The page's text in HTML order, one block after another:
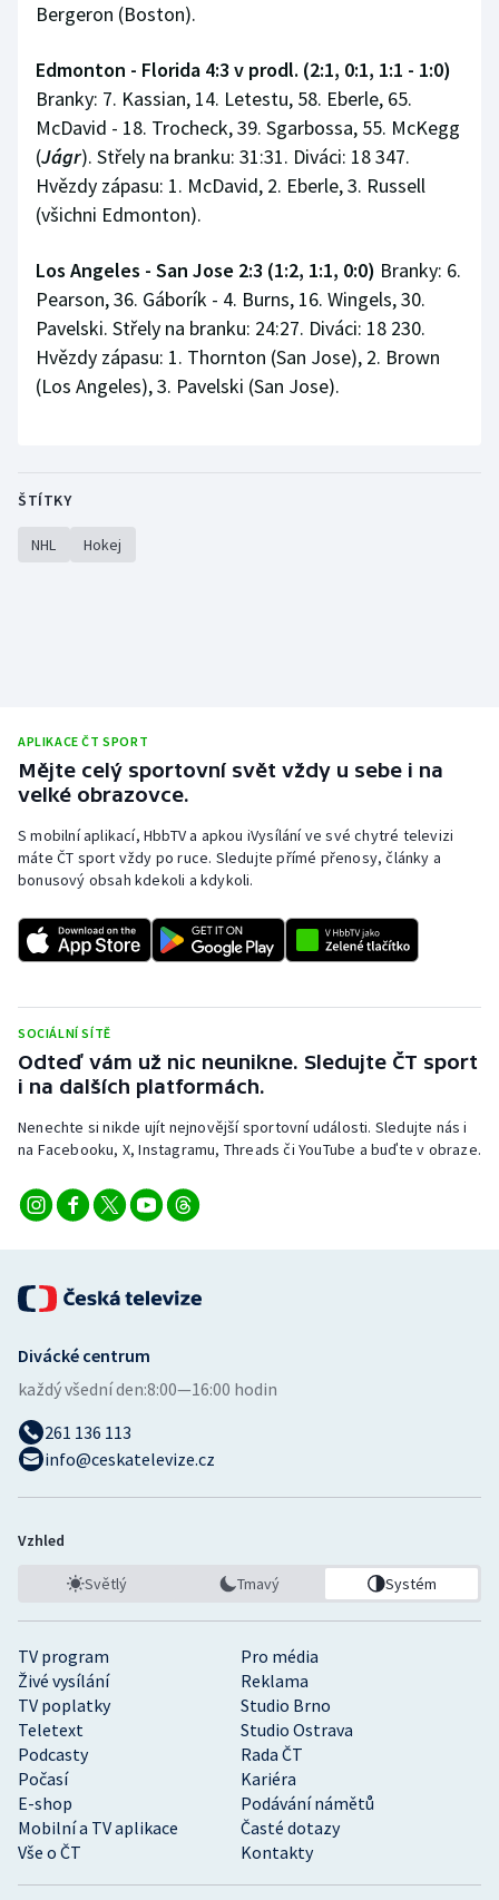
Bergeron (Boston).
Edmonton - Florida 4:3 v prodl. (2:1, 0:1, 1:1 - 1:0)
Branky: 7. Kassian, 14. Letestu, 58. Eberle, 65.
McDavid - 18. Trocheck, 39. Sgarbossa, 55. McKegg
(Jágr). Střely na branku: 31:31. Diváci: 18 347.
Hvězdy zápasu: 1. McDavid, 2. Eberle, 3. Russell
(všichni Edmonton).
Los Angeles - San Jose 2:3 (1:2, 1:1, 0:0) Branky: 6.
Pearson, 36. Gáborík - 4. Burns, 16. Wingels, 30.
Pavelski. Střely na branku: 24:27. Diváci: 18 230.
Hvězdy zápasu: 1. Thornton (San Jose), 2. Brown
(Los Angeles), 3. Pavelski (San Jose).
ŠTÍTKY
NHL Hokej
APLIKACE ČT SPORT
Mějte celý sportovní svět vždy u sebe i na
velké obrazovce.
S mobilní aplikací, HbbTV a apkou iVysílání ve své chytré televizi
máte ČT sport vždy po ruce. Sledujte přímé přenosy, články a
bonusový obsah kdekoli a kdykoli.
SOCIÁLNÍ SÍTĚ
Odteď vám už nic neunikne. Sledujte ČT sport
i na dalších platformách.
Nenechte si nikde ujít nejnovější sportovní události. Sledujte nás i
na Facebooku, X, Instagramu, Threads či YouTube a buďte v obraze.
TV program
Pro média
Živé vysílání
Reklama
TV poplatky
Studio Brno
Teletext
Studio Ostrava
Podcasty
Rada ČT
Počasí
Kariéra
E-shop
Podávání námětů
Mobilní a TV aplikace
Časté dotazy
Vše o ČT
Kontakty
Divácké centrum
každý všední den:8:00—16:00 hodin
261 136 113
info@ceskatelevize.cz
Vzhled
Světlý Tmavý Systém